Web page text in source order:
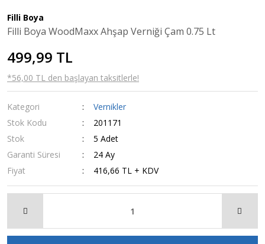
Filli Boya
Filli Boya WoodMaxx Ahşap Verniği Çam 0.75 Lt
499,99 TL
*56,00 TL den başlayan taksitlerle!
Kategori
Vernikler
Stok Kodu
201171
Stok
5 Adet
Garanti Süresi
24 Ay
Fiyat
416,66 TL + KDV